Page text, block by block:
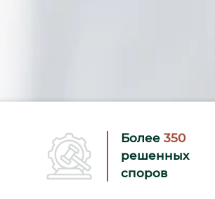
Более350
решенных
споров